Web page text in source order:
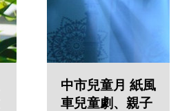
中市兒童月 紙風
車兒童劇、親子